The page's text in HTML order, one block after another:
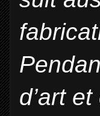
d’art